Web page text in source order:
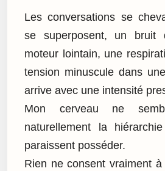
Les conversations se
se superposent, un bruit
moteur lointain, une
tension minuscule dans
arrive avec une intensité
Mon cerveau ne
naturellement la
paraissent posséder.
Rien ne consent vraiment à